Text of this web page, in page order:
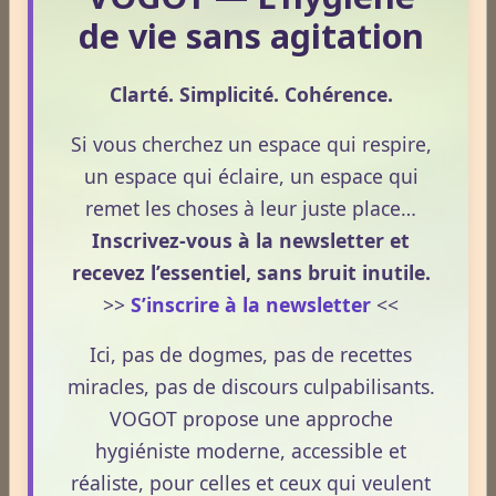
Consultation écrite : une réponse
personnalisée à votre question.
Une consultation de naturopathie,
c’est quoi ?
Tarifs (Encarts publicitaires)
À quelle fréquence consultez-vous le site VOGOT ?
de vie sans agitation
Clarté. Simplicité. Cohérence.
Si vous cherchez un espace qui respire,
un espace qui éclaire, un espace qui
remet les choses à leur juste place…
Inscrivez-vous à la newsletter et
recevez l’essentiel, sans bruit inutile.
>> S’inscrire à la newsletter <<
Ici, pas de dogmes, pas de recettes
miracles, pas de discours culpabilisants.
VOGOT propose une approche
hygiéniste moderne, accessible et
réaliste, pour celles et ceux qui veulent